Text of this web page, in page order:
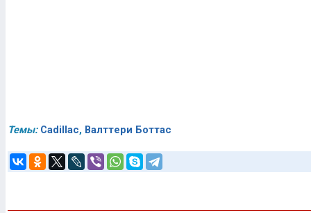
Темы: Cadillac, Валттери Боттас